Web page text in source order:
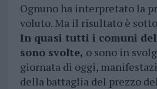
Ognuno ha interpretato la
voluto. Ma il risultato è
In quasi tutti i comuni
sono svolte, o sono in
giornata di oggi,
della battaglia del prezzo